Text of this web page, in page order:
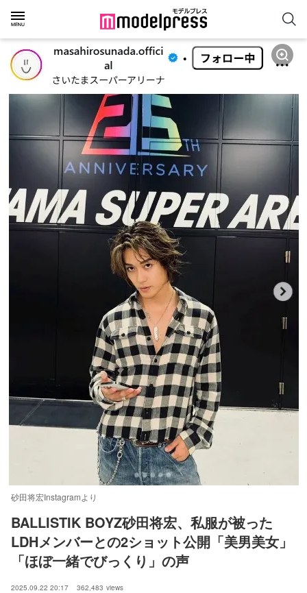
砂田将宏Instagramより
BALLISTIK BOYZ砂田将宏、私服が被った
LDHメンバーとの2ショット公開「美男美女」
「ほぼ一緒でびっくり」の声
2025.09.22 20:17 362,483 views